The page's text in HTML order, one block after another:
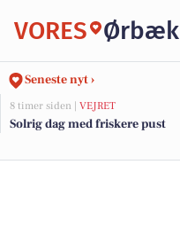
VORES Ørbæk
Seneste nyt ›
8 timer siden | VEJRET
Solrig dag med friskere pust